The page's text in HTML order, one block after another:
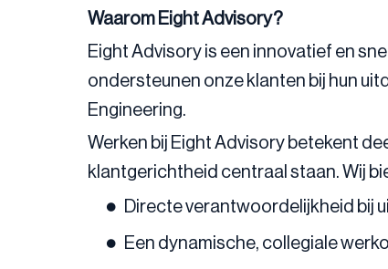
Waarom Eight Advisory?
Eight Advisory is een innovatief en
ondersteunen onze klanten bij hun
Engineering.
Werken bij Eight Advisory betekent
klantgerichtheid centraal staan. Wij
Directe verantwoordelijkheid bij
Een dynamische, collegiale